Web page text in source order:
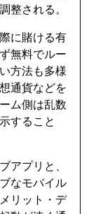
整される。
に賭ける有
無料でルー
方法も多様
通貨などを
ム側は乱数
すること
アプリと、
なモバイル
リット・デ